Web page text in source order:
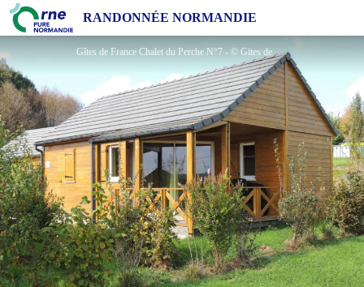
RANDONNÉE NORMANDIE
Gîtes de France Chalet du Perche N°7
Gîtes de France Chalet du Perche N°7 - © Gites de France Orne